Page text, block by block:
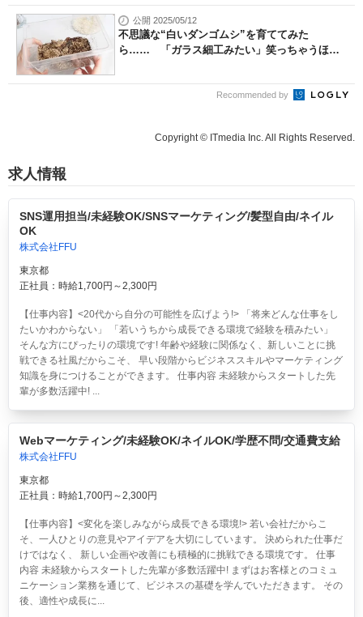
公開 2025/05/12
不思議な“白いダンゴムシ”を育ててみた
ら…… 「ガラス細工みたい」笑っちゃうほ
Recommended by
Copyright © ITmedia Inc. All Rights Reserved.
求人情報
SNS運用担当/未経験OK/SNSマーケティング/髪型自由/ネイル
OK
株式会社FFU
東京都
正社員：時給1,700円～2,300円
【仕事内容】<20代から自分の可能性を広げよう!> 「将来どんな仕事をし
たいかわからない」 「若いうちから成長できる環境で経験を積みたい」
そんな方にぴったりの環境です! 年齢や経験に関係なく、新しいことに挑
戦できる社風だからこそ、 早い段階からビジネススキルやマーケティング
知識を身につけることができます。 仕事内容 未経験からスタートした先
輩が多数活躍中! ...
Webマーケティング/未経験OK/ネイルOK/学歴不問/交通費支給
株式会社FFU
東京都
正社員：時給1,700円～2,300円
【仕事内容】<変化を楽しみながら成長できる環境!> 若い会社だからこ
そ、一人ひとりの意見やアイデアを大切にしています。 決められた仕事だ
けではなく、 新しい企画や改善にも積極的に挑戦できる環境です。 仕事
内容 未経験からスタートした先輩が多数活躍中! まずはお客様とのコミュ
ニケーション業務を通じて、ビジネスの基礎を学んでいただきます。 その
後、適性や成長に...